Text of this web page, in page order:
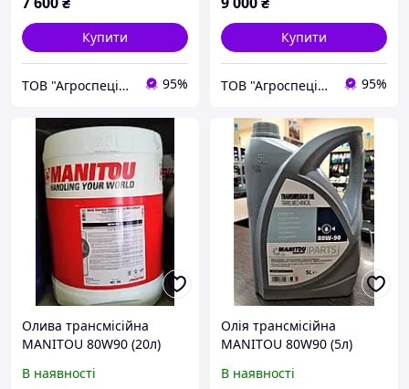
Купити
ТОВ "Агроспеціаліст" 95%
Купити
ТОВ "Агроспеціаліст" 95%
Олива трансмісійна
MANITOU 80W90 (20л)
В наявності
Олія трансмісійна
MANITOU 80W90 (5л)
В наявності